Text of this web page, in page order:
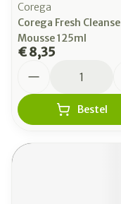
Corega
Corega Fresh Cleanse
Mousse 125ml
€ 8,35
Bestel